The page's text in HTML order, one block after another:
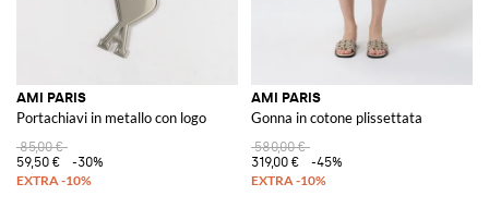
AMI PARIS
Portachiavi in metallo con logo
85,00 €
59,50 €
-30%
AMI PARIS
Gonna in cotone plissettata
580,00 €
319,00 €
-45%